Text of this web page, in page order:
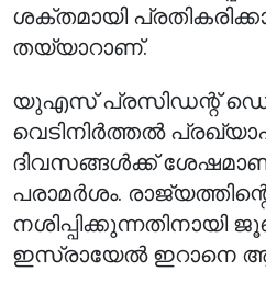
ശക്തമായി
തയ്യാറാണ്.
യുഎസ് പ്രസിഡന്റ്
വെടിനിർത്തൽ
ദിവസങ്ങൾക്ക്
പരാമർശം.
നശിപ്പിക്കുന്നതിനായി
ഇസ്രായേൽ ഇറാനെ